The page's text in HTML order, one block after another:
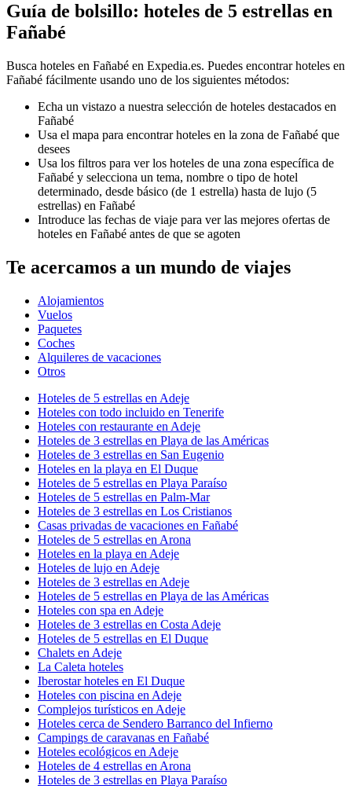
Guía de bolsillo: hoteles de 5 estrellas en
Fañabé
Busca hoteles en Fañabé en Expedia.es. Puedes encontrar hoteles en
Fañabé fácilmente usando uno de los siguientes métodos:
Echa un vistazo a nuestra selección de hoteles destacados en
Fañabé
Usa el mapa para encontrar hoteles en la zona de Fañabé que
desees
Usa los filtros para ver los hoteles de una zona específica de
Fañabé y selecciona un tema, nombre o tipo de hotel
determinado, desde básico (de 1 estrella) hasta de lujo (5
estrellas) en Fañabé
Introduce las fechas de viaje para ver las mejores ofertas de
hoteles en Fañabé antes de que se agoten
Te acercamos a un mundo de viajes
Alojamientos
Vuelos
Paquetes
Coches
Alquileres de vacaciones
Otros
Hoteles de 5 estrellas en Adeje
Hoteles con todo incluido en Tenerife
Hoteles con restaurante en Adeje
Hoteles de 3 estrellas en Playa de las Américas
Hoteles de 3 estrellas en San Eugenio
Hoteles en la playa en El Duque
Hoteles de 5 estrellas en Playa Paraíso
Hoteles de 5 estrellas en Palm-Mar
Hoteles de 3 estrellas en Los Cristianos
Casas privadas de vacaciones en Fañabé
Hoteles de 5 estrellas en Arona
Hoteles en la playa en Adeje
Hoteles de lujo en Adeje
Hoteles de 3 estrellas en Adeje
Hoteles de 5 estrellas en Playa de las Américas
Hoteles con spa en Adeje
Hoteles de 3 estrellas en Costa Adeje
Hoteles de 5 estrellas en El Duque
Chalets en Adeje
La Caleta hoteles
Iberostar hoteles en El Duque
Hoteles con piscina en Adeje
Complejos turísticos en Adeje
Hoteles cerca de Sendero Barranco del Infierno
Campings de caravanas en Fañabé
Hoteles ecológicos en Adeje
Hoteles de 4 estrellas en Arona
Hoteles de 3 estrellas en Playa Paraíso